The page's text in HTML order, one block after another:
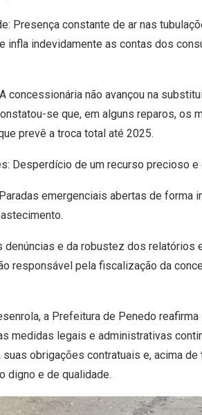
Presença constante de ar nas
infla indevidamente as contas dos
concessionária não avançou na
se que, em alguns reparos, os
prevê a troca total até 2025.
Desperdício de um recurso precioso
emergenciais abertas de forma
denúncias e da robustez dos relatórios
responsável pela fiscalização da
a Prefeitura de Penedo
medidas legais e administrativas
suas obrigações contratuais e, acima
digno e de qualidade.